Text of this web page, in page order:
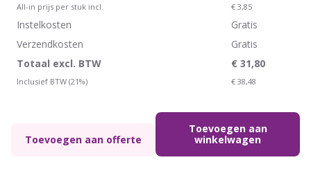
All-in prijs per stuk incl. € 3,85
Instelkosten
Gratis
Verzendkosten
Gratis
Totaal excl. BTW
€ 31,80
Inclusief BTW (21%) € 38,48
Toevoegen aan offerte
Toevoegen aan
winkelwagen